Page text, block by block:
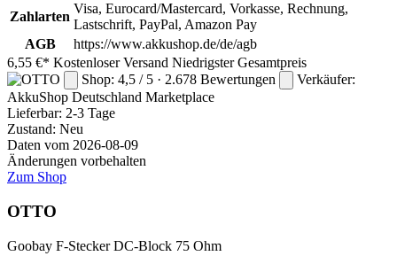
Zahlarten
Visa, Eurocard/Mastercard, Vorkasse, Rechnung,
Lastschrift, PayPal, Amazon Pay
AGB
https://www.akkushop.de/de/agb
6,55 €* Kostenloser Versand Niedrigster Gesamtpreis
Shop: 4,5 / 5 · 2.678 Bewertungen
Verkäufer:
AkkuShop Deutschland Marketplace
Lieferbar: 2-3 Tage
Zustand: Neu
Daten vom 2026-08-09
Änderungen vorbehalten
Zum Shop
OTTO
Goobay F-Stecker DC-Block 75 Ohm